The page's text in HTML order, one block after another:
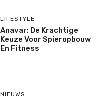
LIFESTYLE
Anavar: De Krachtige
Keuze Voor Spieropbouw
En Fitness
NIEUWS